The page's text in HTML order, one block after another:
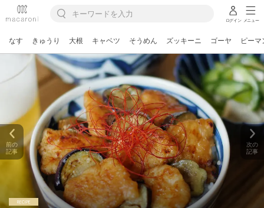
ログイン メニュー
なす きゅうり 大根 キャベツ そうめん ズッキーニ ゴーヤ ピーマ
前の
記事
次の
記事